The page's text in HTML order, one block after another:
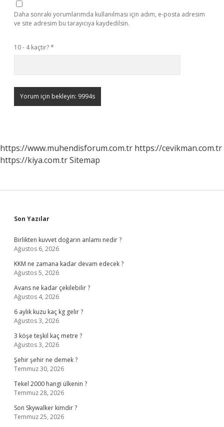
Daha sonraki yorumlarımda kullanılması için adım, e-posta adresim
ve site adresim bu tarayıcıya kaydedilsin.
10 - 4 kaçtır?*
https://www.muhendisforum.com.tr https://cevikman.com.tr
https://kiya.com.trSitemap
Sidebar
Son Yazılar
Birlikten kuvvet doğarın anlamı nedir ?
Ağustos 6, 2026
KKM ne zamana kadar devam edecek ?
Ağustos 5, 2026
Avans ne kadar çekilebilir ?
Ağustos 4, 2026
6 aylık kuzu kaç kg gelir ?
Ağustos 3, 2026
3 köşe teşkil kaç metre ?
Ağustos 3, 2026
Şehir şehir ne demek ?
Temmuz 30, 2026
Tekel 2000 hangi ülkenin ?
Temmuz 28, 2026
Son Skywalker kimdir ?
Temmuz 25, 2026